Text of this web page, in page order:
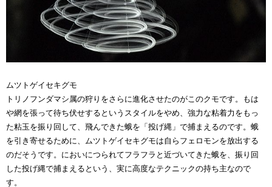
ムツトゲイセキグモ
トリノフンダマシ属の狩りをさらに進化させたのがこのクモです。もは
や網を張って待ち伏せするというスタイルをやめ、強力な粘着力をもっ
た粘玉を振り回して、飛んできた蛾を「投げ縄」で捕まえるのです。蛾
を引き寄せるために、ムツトゲイセキグモは自らフェロモンを放出する
のだそうです。においにつられてフラフラと近づいてきた蛾を、振り回
した投げ縄で捕まえるという、実に高度なテクニックの持ち主なので
す。